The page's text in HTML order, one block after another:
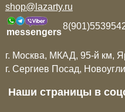
shop@lazarty.ru
messengers
г. Москва, МКАД, 95-й км,
г. Сергиев Посад,
Наши страницы в